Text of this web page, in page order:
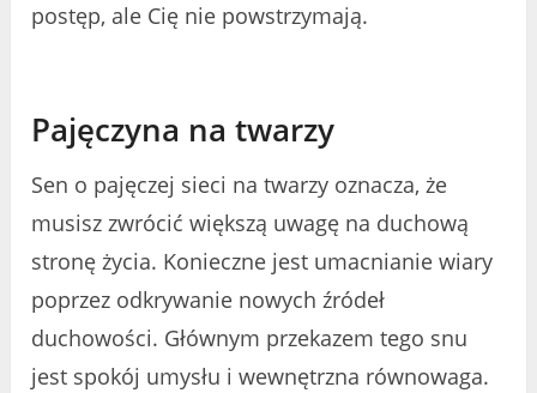
postęp, ale Cię nie powstrzymają.
Pajęczyna na twarzy
Sen o pajęczej sieci na twarzy oznacza, że
musisz zwrócić większą uwagę na duchową
stronę życia. Konieczne jest umacnianie wiary
poprzez odkrywanie nowych źródeł
duchowości. Głównym przekazem tego snu
jest spokój umysłu i wewnętrzna równowaga.